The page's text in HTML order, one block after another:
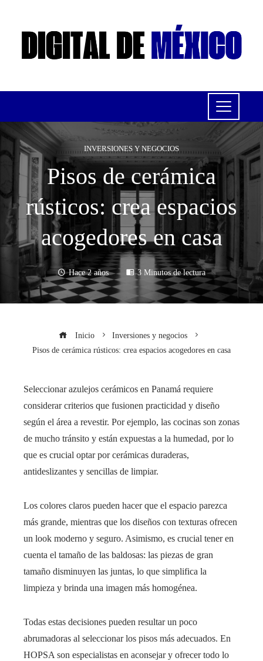
INVERSIONES Y NEGOCIOS
Pisos de cerámica
rústicos: crea espacios
acogedores en casa
Hace 2 años 3 Minutos de lectura
Inicio
Inversiones y negocios
Pisos de cerámica rústicos: crea espacios acogedores en casa
Seleccionar azulejos cerámicos en Panamá requiere
considerar criterios que fusionen practicidad y diseño
según el área a revestir. Por ejemplo, las cocinas son zonas
de mucho tránsito y están expuestas a la humedad, por lo
que es crucial optar por cerámicas duraderas,
antideslizantes y sencillas de limpiar.
Los colores claros pueden hacer que el espacio parezca
más grande, mientras que los diseños con texturas ofrecen
un look moderno y seguro. Asimismo, es crucial tener en
cuenta el tamaño de las baldosas: las piezas de gran
tamaño disminuyen las juntas, lo que simplifica la
limpieza y brinda una imagen más homogénea.
Todas estas decisiones pueden resultar un poco
abrumadoras al seleccionar los pisos más adecuados. En
HOPSA son especialistas en aconsejar y ofrecer todo lo